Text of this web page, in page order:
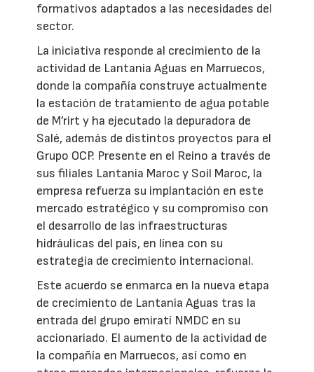
formativos adaptados a las necesidades del
sector.
La iniciativa responde al crecimiento de la
actividad de Lantania Aguas en Marruecos,
donde la compañía construye actualmente
la estación de tratamiento de agua potable
de M’rirt y ha ejecutado la depuradora de
Salé, además de distintos proyectos para el
Grupo OCP. Presente en el Reino a través de
sus filiales Lantania Maroc y Soil Maroc, la
empresa refuerza su implantación en este
mercado estratégico y su compromiso con
el desarrollo de las infraestructuras
hidráulicas del país, en línea con su
estrategia de crecimiento internacional.
Este acuerdo se enmarca en la nueva etapa
de crecimiento de Lantania Aguas tras la
entrada del grupo emiratí NMDC en su
accionariado. El aumento de la actividad de
la compañía en Marruecos, así como en